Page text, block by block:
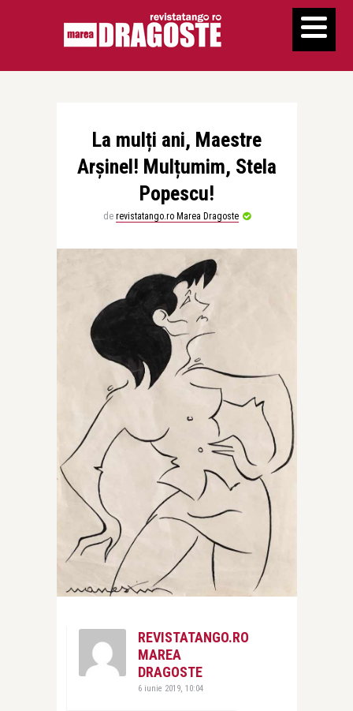
La mulți ani, Maestre
Arșinel! Mulțumim, Stela
Popescu!
de revistatango.ro Marea Dragoste
REVISTATANGO.RO
MAREA
DRAGOSTE
6 iunie 2019, 10:04